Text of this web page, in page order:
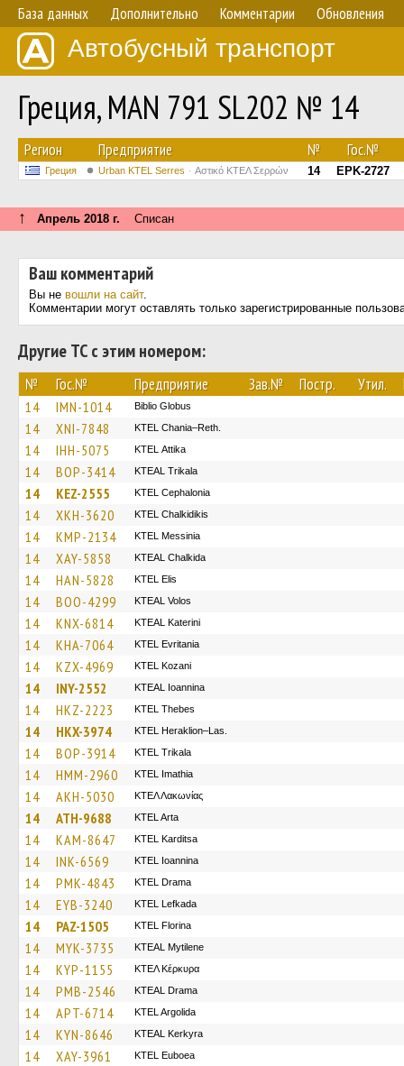
База данных Дополнительно Комментарии Обновления
Автобусный транспорт
Греция, MAN 791 SL202 № 14
Регион Предприятие № Гос.№
Греция Urban KTEL Serres Αστικό ΚΤΕΛ Σερρών 14 EPK-2727
↑ Апрель 2018 г. Списан
Ваш комментарий
Вы не вошли на сайт.
Комментарии могут оставлять только зарегистрированные
Другие ТС с этим номером:
№ Гос.№ Предприятие Зав.№ Постр. Утил.
14 IMN-1014 Biblio Globus
14 XNI-7848 KTEL Chania–Reth.
14 IHH-5075 KΤΕL Αttika
14 BOP-3414 KTEAL Trikala
14 KEZ-2555 KTEL Cephalonia
14 XKH-3620 ΚΤΕL Chalkidikis
14 KMP-2134 KTEL Messinia
14 XAY-5858 KTEAL Chalkida
14 HAN-5828 KTEL Elis
14 BOO-4299 KTEAL Volos
14 KNX-6814 KTEAL Katerini
14 KHA-7064 ΚΤΕL Evritania
14 KZX-4969 ΚΤΕL Kozani
14 INY-2552 KTEAL Ioannina
14 HKZ-2223 KTEL Thebes
14 HKX-3974 KTEL Heraklion–Las.
14 BOP-3914 ΚΤΕL Τrikala
14 HMM-2960 KTEL Imathia
14 AKH-5030 ΚΤΕΛ Λακωνίας
14 ATH-9688 KTEL Arta
14 KAM-8647 ΚΤΕL Karditsa
14 INK-6569 KTEL Ioannina
14 PMK-4843 KTEL Drama
14 EYB-3240 KTEL Lefkada
14 PAZ-1505 KTEL Florina
14 MYK-3735 KTEAL Mytilene
14 KYP-1155 ΚΤΕΛ Κέρκυρα
14 PMB-2546 KTEAL Drama
14 APT-6714 KTEL Argolida
14 KYN-8646 KTEAL Kerkyra
14 XAY-3961 ΚΤΕL Euboea